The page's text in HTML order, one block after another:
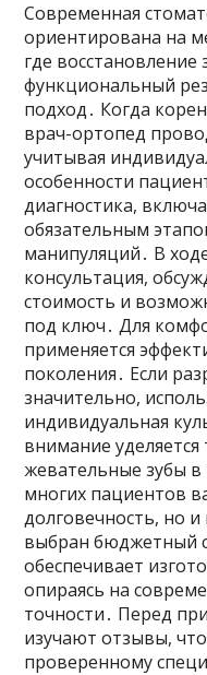
Современная
ориентирована на
где восстановление
функциональный
подход․ Когда
врач-ортопед
учитывая
особенности
диагностика,
обязательным
манипуляций․ В
консультация,
стоимость и
под ключ․ Для
применяется
поколения․ Если
значительно,
индивидуальная
внимание
жевательные зубы в
многих пациентов
долговечность, но и
выбран бюджетный
обеспечивает
опираясь на
точности․ Перед
изучают отзывы,
проверенному